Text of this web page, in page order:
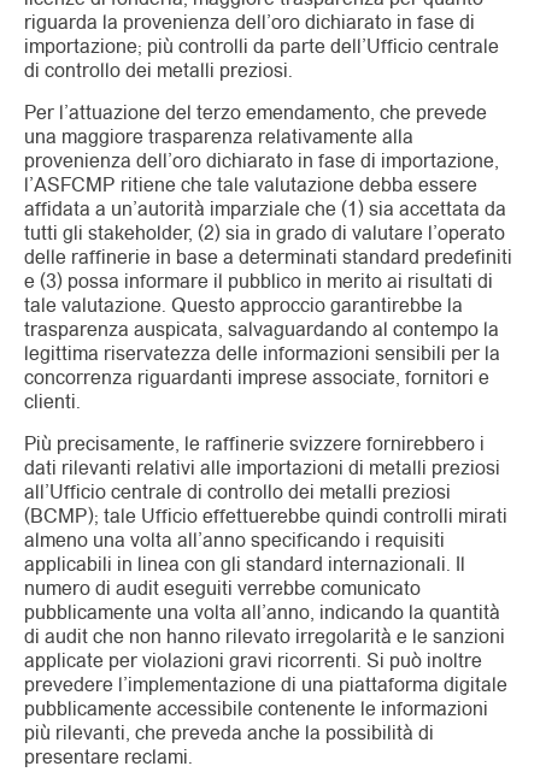
riguarda la provenienza dell’oro dichiarato in fase di
importazione; più controlli da parte dell’Ufficio centrale
di controllo dei metalli preziosi.
Per l’attuazione del terzo emendamento, che prevede
una maggiore trasparenza relativamente alla
provenienza dell’oro dichiarato in fase di importazione,
l’ASFCMP ritiene che tale valutazione debba essere
affidata a un’autorità imparziale che (1) sia accettata da
tutti gli stakeholder, (2) sia in grado di valutare l’operato
delle raffinerie in base a determinati standard predefiniti
e (3) possa informare il pubblico in merito ai risultati di
tale valutazione. Questo approccio garantirebbe la
trasparenza auspicata, salvaguardando al contempo la
legittima riservatezza delle informazioni sensibili per la
concorrenza riguardanti imprese associate, fornitori e
clienti.
Più precisamente, le raffinerie svizzere fornirebbero i
dati rilevanti relativi alle importazioni di metalli preziosi
all’Ufficio centrale di controllo dei metalli preziosi
(BCMP); tale Ufficio effettuerebbe quindi controlli mirati
almeno una volta all’anno specificando i requisiti
applicabili in linea con gli standard internazionali. Il
numero di audit eseguiti verrebbe comunicato
pubblicamente una volta all’anno, indicando la quantità
di audit che non hanno rilevato irregolarità e le sanzioni
applicate per violazioni gravi ricorrenti. Si può inoltre
prevedere l’implementazione di una piattaforma digitale
pubblicamente accessibile contenente le informazioni
più rilevanti, che preveda anche la possibilità di
presentare reclami.